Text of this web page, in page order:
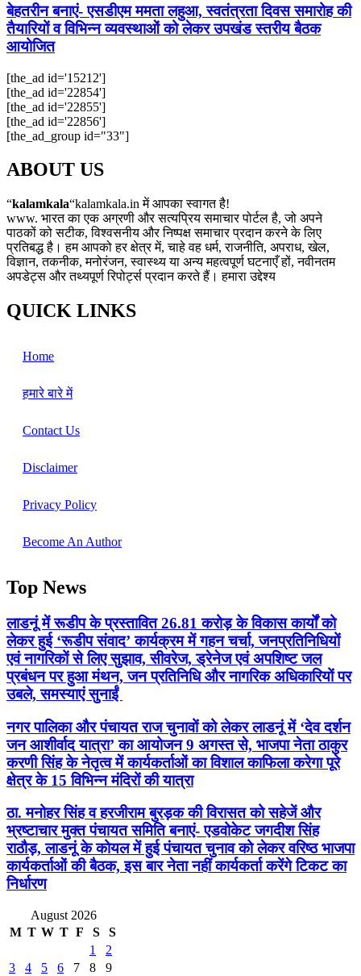
बेहतरीन बनाएं- एसडीएम ममता लहुआ, स्वतंत्रता दिवस समारोह की
तैयारियों व विभिन्न व्यवस्थाओं को लेकर उपखंड स्तरीय बैठक
आयोजित
[the_ad id='15212']
[the_ad id='22854']
[the_ad id='22855']
[the_ad id='22856']
[the_ad_group id="33"]
ABOUT US
“kalamkala“kalamkala.in में आपका स्वागत है!
www. भारत का एक अग्रणी और सत्यप्रिय समाचार पोर्टल है, जो अपने
पाठकों को सटीक, विश्वसनीय और निष्पक्ष समाचार प्रदान करने के लिए
प्रतिबद्ध है। हम आपको हर क्षेत्र में, चाहे वह धर्म, राजनीति, अपराध, खेल,
विज्ञान, तकनीक, मनोरंजन, स्वास्थ्य या अन्य महत्वपूर्ण घटनाएँ हों, नवीनतम
अपडेट्स और तथ्यपूर्ण रिपोर्ट्स प्रदान करते हैं। हमारा उद्देश्य
QUICK LINKS
Home
हमारे बारे में
Contact Us
Disclaimer
Privacy Policy
Become An Author
Top News
लाडनूं में रूडीप के प्रस्तावित 26.81 करोड़ के विकास कार्यों को
लेकर हुई ‘रूडीप संवाद’ कार्यक्रम में गहन चर्चा, जनप्रतिनिधियों
एवं नागरिकों से लिए सुझाव, सीवरेज, ड्रेनेज एवं अपशिष्ट जल
प्रबंधन पर हुआ मंथन, जन प्रतिनिधि और नागरिक अधिकारियों पर
उबले, समस्याएं सुनाईं
नगर पालिका और पंचायत राज चुनावों को लेकर लाडनूं में ‘देव दर्शन
जन आशीर्वाद यात्रा’ का आयोजन 9 अगस्त से, भाजपा नेता ठाकुर
करणी सिंह के नेतृत्व में कार्यकर्ताओं का विशाल काफिला करेगा पूरे
क्षेत्र के 15 विभिन्न मंदिरों की यात्रा
ठा. मनोहर सिंह व हरजीराम बुरड़क की विरासत को सहेजें और
भ्रष्टाचार मुक्त पंचायत समिति बनाएं- एडवोकेट जगदीश सिंह
राठौड़, लाडनूं के कोयल में हुई पंचायत चुनाव को लेकर वरिष्ठ भाजपा
कार्यकर्ताओं की बैठक, इस बार नेता नहीं कार्यकर्ता करेंगे टिकट का
निर्धारण
August 2026
M T W T F S
S
1
2
3
4 5 6 7 8
9